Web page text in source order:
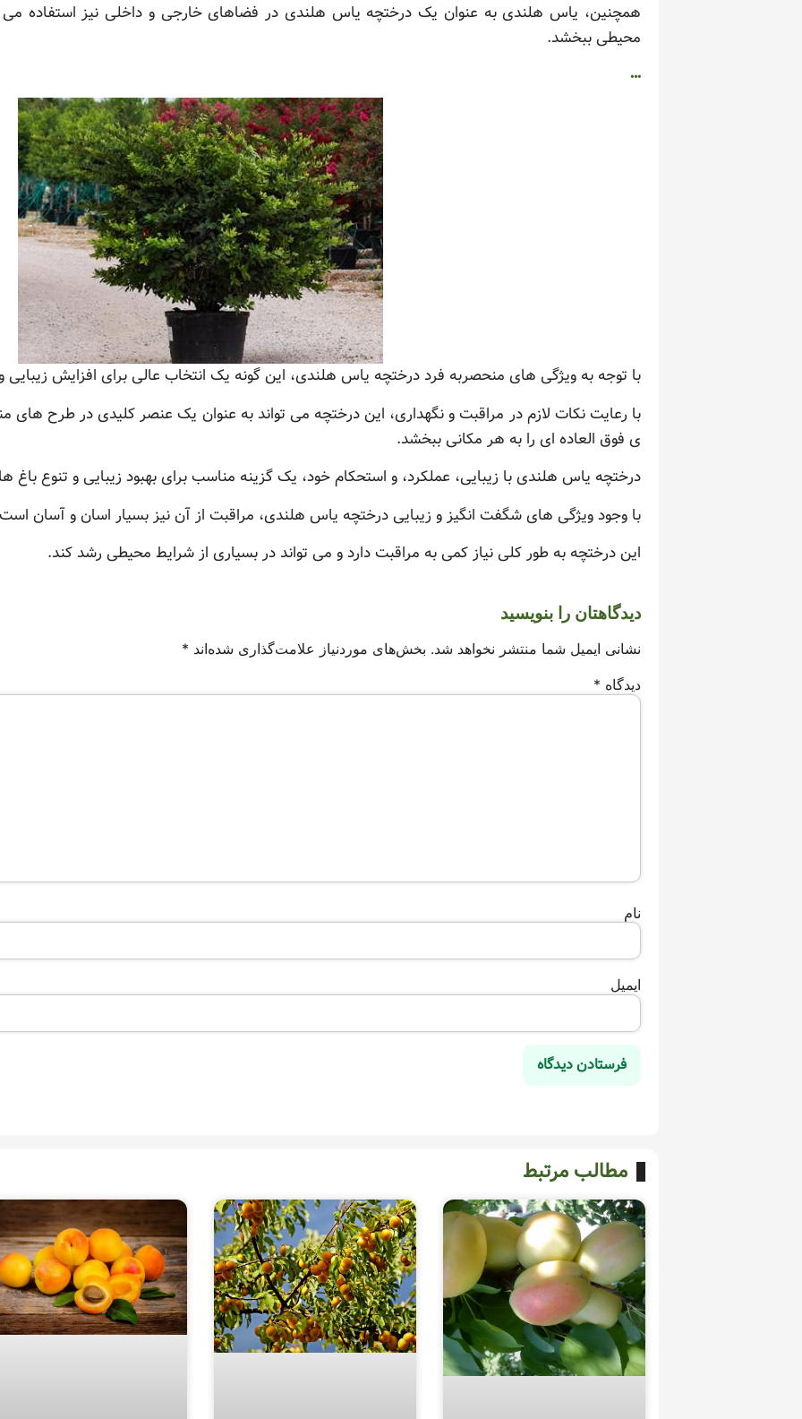
همچنین، یاس هلندی به عنوان یک درختچه یاس هلندی در فضاهای خارجی و داخلی نیز استفاده
محیطی ببخشد.
…
با توجه به ویژگی های منحصربه فرد درختچه یاس هلندی، این گونه یک انتخاب عالی برای افزایش
با رعایت نکات لازم در مراقبت و نگهداری، این درختچه می تواند به عنوان یک عنصر کلیدی در طرح
ی فوق العاده ای را به هر مکانی ببخشد.
درختچه یاس هلندی با زیبایی، عملکرد، و استحکام خود، یک گزینه مناسب برای بهبود زیبایی و تنوع
با وجود ویژگی های شگفت انگیز و زیبایی درختچه یاس هلندی، مراقبت از آن نیز بسیار اسان و آسان
این درختچه به طور کلی نیاز کمی به مراقبت دارد و می تواند در بسیاری از شرایط محیطی رشد کند.
دیدگاهتان را بنویسید
نشانی ایمیل شما منتشر نخواهد شد. بخش‌های موردنیاز علامت‌گذاری شده‌اند *
دیدگاه *
نام
ایمیل
مطالب مرتبط